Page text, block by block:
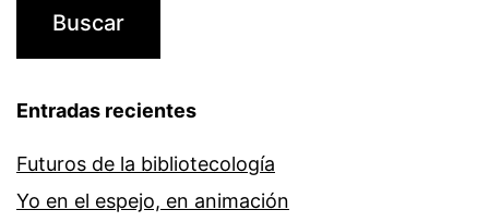
Entradas recientes
Futuros de la bibliotecología
Yo en el espejo, en animación